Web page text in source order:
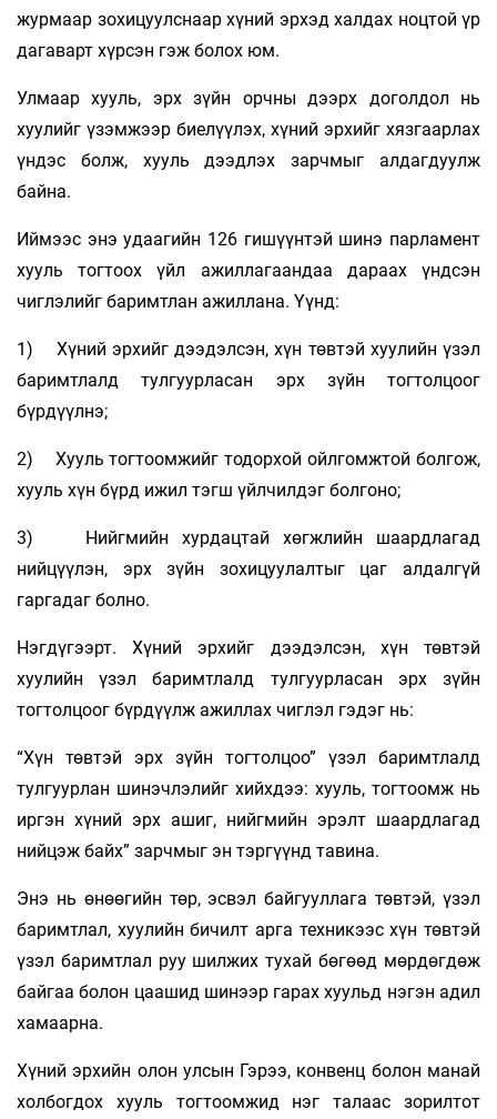
журмаар зохицуулснаар хүний эрхэд халдах ноцтой үр
дагаварт хүрсэн гэж болох юм.
Улмаар хууль, эрх зүйн орчны дээрх доголдол нь
хуулийг үзэмжээр биелүүлэх, хүний эрхийг хязгаарлах
үндэс болж, хууль дээдлэх зарчмыг алдагдуулж
байна.
Иймээс энэ удаагийн 126 гишүүнтэй шинэ парламент
хууль тогтоох үйл ажиллагаандаа дараах үндсэн
чиглэлийг баримтлан ажиллана. Үүнд:
1) Хүний эрхийг дээдэлсэн, хүн төвтэй хуулийн үзэл
баримтлалд тулгуурласан эрх зүйн тогтолцоог
бүрдүүлнэ;
2) Хууль тогтоомжийг тодорхой ойлгомжтой болгож,
хууль хүн бүрд ижил тэгш үйлчилдэг болгоно;
3) Нийгмийн хурдацтай хөгжлийн шаардлагад
нийцүүлэн, эрх зүйн зохицуулалтыг цаг алдалгүй
гаргадаг болно.
Нэгдүгээрт. Хүний эрхийг дээдэлсэн, хүн төвтэй
хуулийн үзэл баримтлалд тулгуурласан эрх зүйн
тогтолцоог бүрдүүлж ажиллах чиглэл гэдэг нь:
“Хүн төвтэй эрх зүйн тогтолцоо” үзэл баримтлалд
тулгуурлан шинэчлэлийг хийхдээ: хууль, тогтоомж нь
иргэн хүний эрх ашиг, нийгмийн эрэлт шаардлагад
нийцэж байх” зарчмыг эн тэргүүнд тавина.
Энэ нь өнөөгийн төр, эсвэл байгууллага төвтэй, үзэл
баримтлал, хуулийн бичилт арга техникээс хүн төвтэй
үзэл баримтлал руу шилжих тухай бөгөөд мөрдөгдөж
байгаа болон цаашид шинээр гарах хуульд нэгэн адил
хамаарна.
Хүний эрхийн олон улсын Гэрээ, конвенц болон манай
холбогдох хууль тогтоомжид нэг талаас зорилтот